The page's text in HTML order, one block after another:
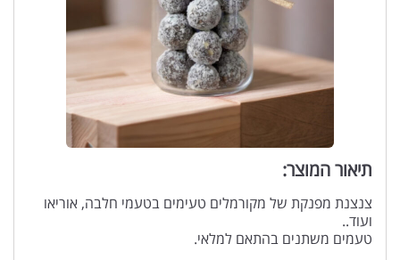
תיאור המוצר:
צנצנת מפנקת של מקורמלים טעימים בטעמי חלבה, אוריאו
ועוד..
טעמים משתנים בהתאם למלאי.